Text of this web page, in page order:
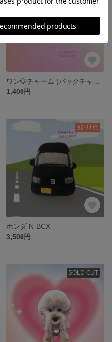
1,400円
残り1点
ホンダ N-BOX
3,500円
SOLD OUT